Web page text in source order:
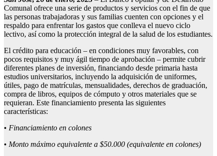
Comunal ofrece una serie de productos y servicios con el fin de que
las personas trabajadoras y sus familias cuenten con opciones y el
respaldo para enfrentar los gastos que conlleva el nuevo ciclo
lectivo, así como la protección integral de la salud de los estudiantes.
El crédito para educación – en condiciones muy favorables, con
pocos requisitos y muy ágil tiempo de aprobación – permite cubrir
diferentes planes de inversión, financiando desde primaria hasta
estudios universitarios, incluyendo la adquisición de uniformes,
útiles, pago de matrículas, mensualidades, derechos de graduación,
compra de libros, equipos de cómputo y otros materiales que se
requieran. Este financiamiento presenta las siguientes
características:
• Financiamiento en colones
• Monto máximo equivalente a $50.000 (equivalente en colones)